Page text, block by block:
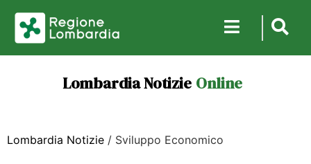
Lombardia Notizie Online
Lombardia Notizie / Sviluppo Economico